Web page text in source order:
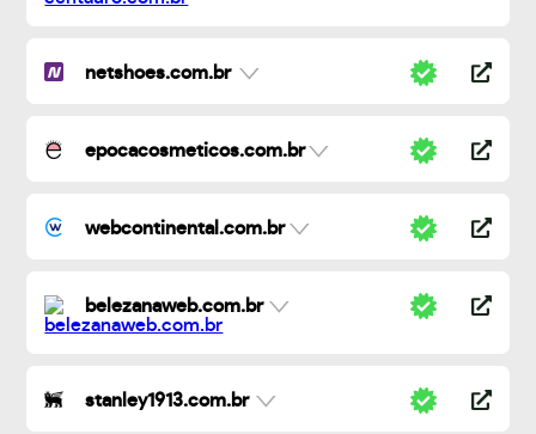
netshoes.com.br
epocacosmeticos.com.br
webcontinental.com.br
belezanaweb.com.br
stanley1913.com.br